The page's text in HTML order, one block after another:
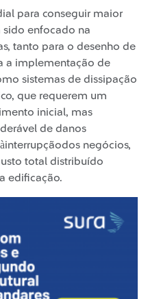
para conseguir maior
enfocado na
tanto para o desenho de
a implementação de
sistemas de dissipação
que requerem um
inicial, mas
de danos
negócios,
total distribuído
edificação.